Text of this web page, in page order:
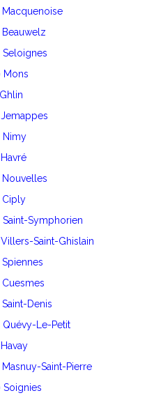
Mons
Nimy
Ciply
Symphorien
Saint-Ghislain
Denis
Le-Petit
Saint-Pierre